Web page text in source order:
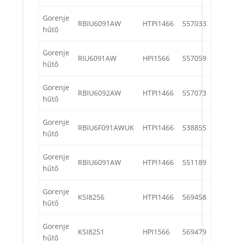
Gorenje
hűtő
RBIU6091AW HTPI1466 557033
Gorenje
hűtő
RIU6091AW HPI1566 557059
Gorenje
hűtő
RBIU6092AW HTPI1466 557073
Gorenje
hűtő
RBIU6F091AWUK HTPI1466 538855
Gorenje
hűtő
RBIU6091AW HTPI1466 551189
Gorenje
hűtő
KSI8256 HTPI1466 569458
Gorenje
hűtő
KSI8251 HPI1566 569479